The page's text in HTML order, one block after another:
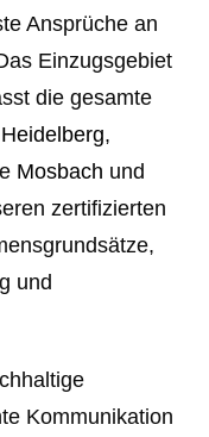
Ansprüche an
Einzugsgebiet
die gesamte
Heidelberg,
Mosbach und
zertifizierten
und
Kommunikation